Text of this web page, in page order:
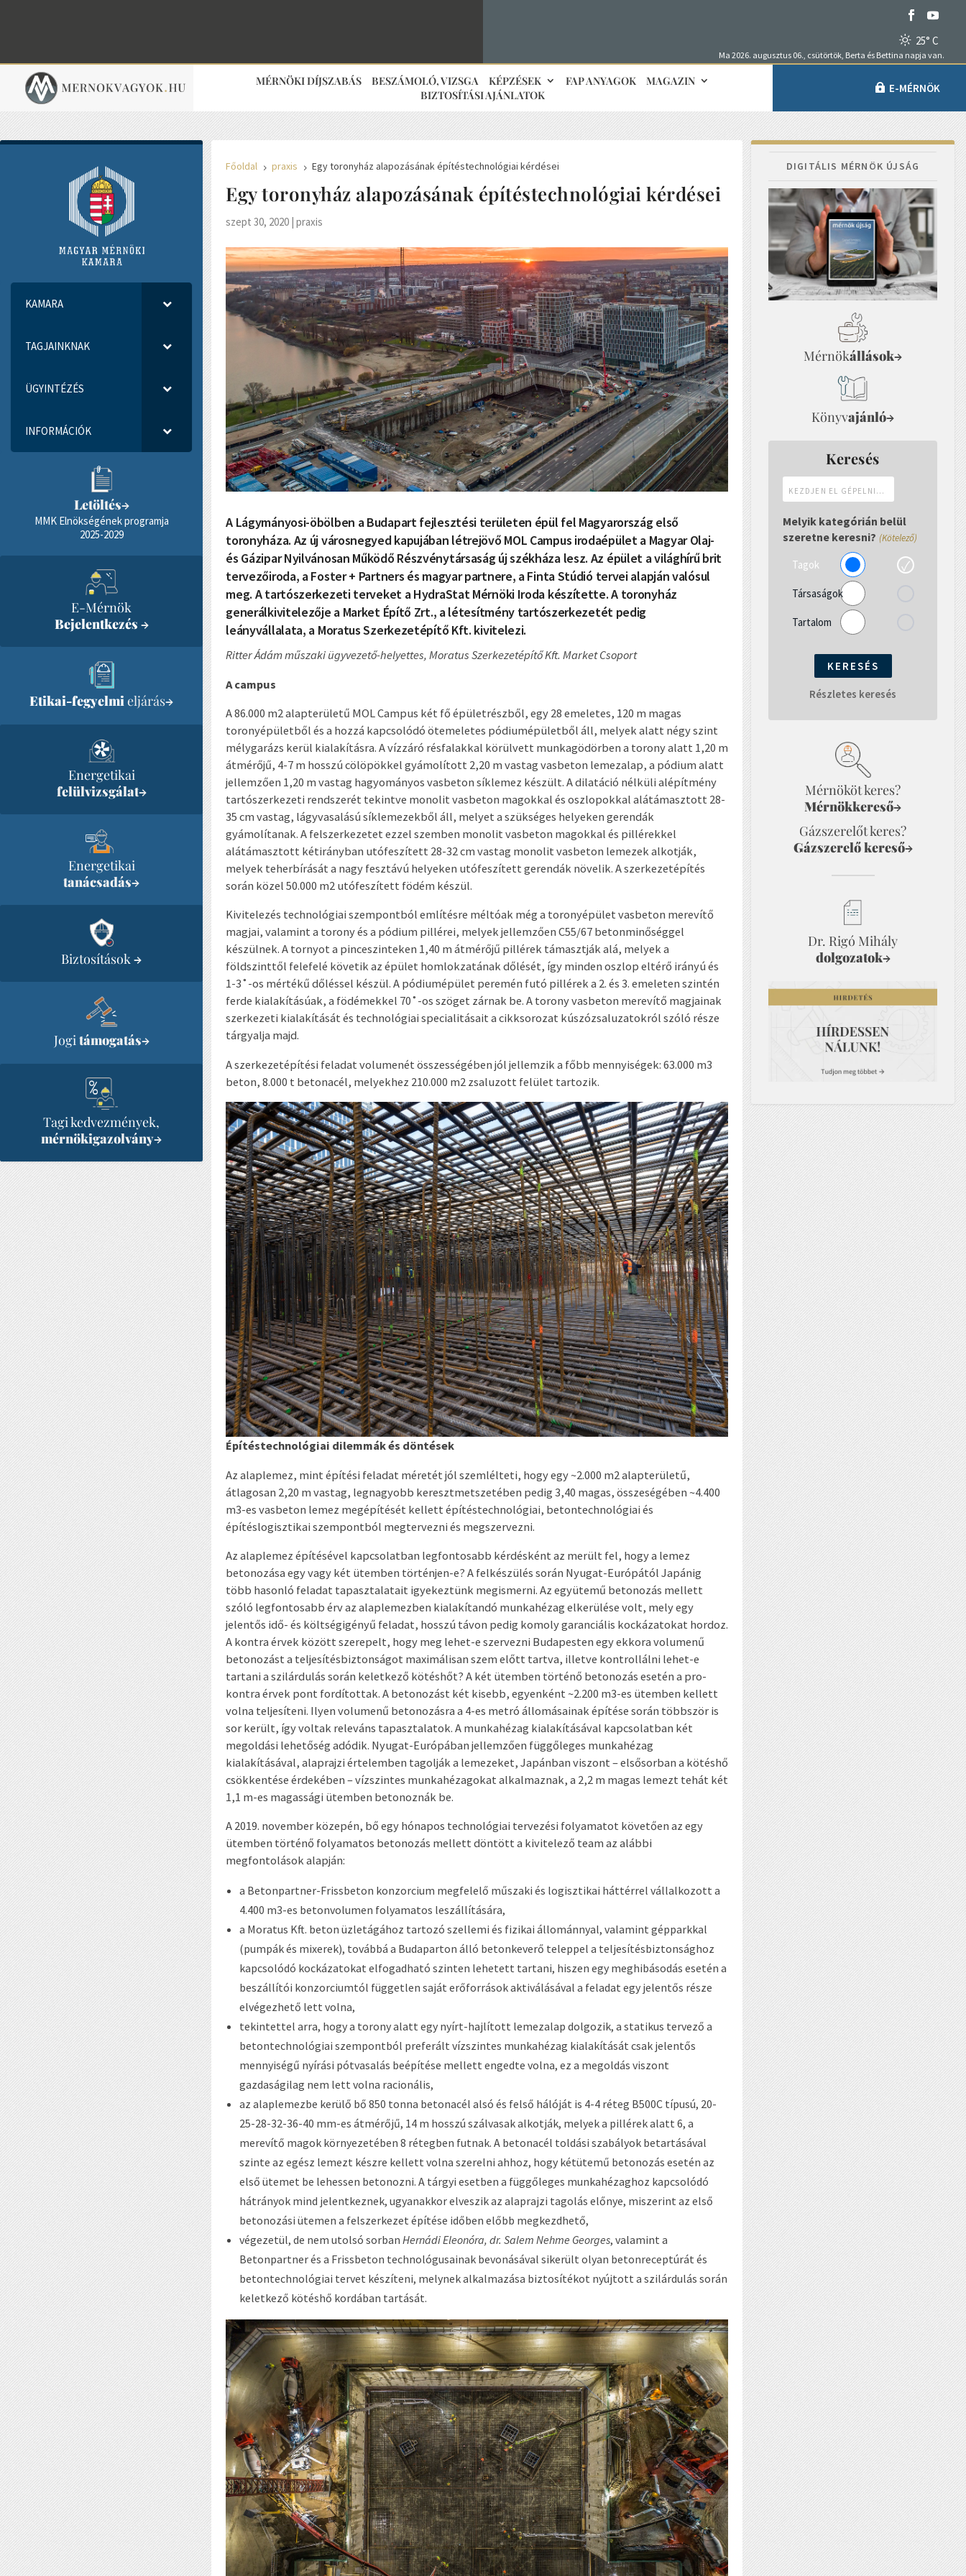
25° C
Ma 2026. augusztus 06., csütörtök, Berta és Bettina napja van.
MÉRNÖKI DÍJSZABÁS BESZÁMOLÓ, VIZSGA KÉPZÉSEK FAP ANYAGOK
MAGAZIN
BIZTOSÍTÁSI AJÁNLATOK
E-MÉRNÖK
KAMARA
TAGJAINKNAK
ÜGYINTÉZÉS
INFORMÁCIÓK
Letöltés→
MMK Elnökségének programja
2025-2029
E-Mérnök
Bejelentkezés →
Etikai-fegyelmieljárás→
Energetikai
felülvizsgálat→
Energetikai
tanácsadás→
Biztosítások→
Jogitámogatás→
Tagi kedvezmények,
mérnökigazolvány→
Főoldal 5 praxis 5 Egy toronyház alapozásának építéstechnológiai kérdései
Egy toronyház alapozásának építéstechnológiai kérdései
szept 30, 2020 |praxis
A Lágymányosi-öbölben a Budapart fejlesztési területen épül fel Magyarország első
toronyháza. Az új városnegyed kapujában létrejövő MOL Campus irodaépület a Magyar Olaj-
és Gázipar Nyilvánosan Működő Részvénytársaság új székháza lesz. Az épület a világhírű brit
tervezőiroda, a Foster + Partners és magyar partnere, a Finta Stúdió tervei alapján valósul
meg. A tartószerkezeti terveket a HydraStat Mérnöki Iroda készítette. A toronyház
generálkivitelezője a Market Építő Zrt., a létesítmény tartószerkezetét pedig
leányvállalata, a Moratus Szerkezetépítő Kft. kivitelezi.
Ritter Ádám műszaki ügyvezető-helyettes, Moratus Szerkezetépítő Kft. Market Csoport
A campus
A 86.000 m2alapterületű MOL Campus két fő épületrészből, egy 28 emeletes, 120 m magas
toronyépületből és a hozzá kapcsolódó ötemeletes pódiumépületből áll, melyek alatt négy szint
mélygarázs kerül kialakításra. A vízzáró résfalakkal körülvett munkagödörben a torony alatt 1,20 m
átmérőjű, 4-7 m hosszú cölöpökkel gyámolított 2,20 m vastag vasbeton lemezalap, a pódium alatt
jellemzően 1,20 m vastag hagyományos vasbeton síklemez készült. A dilatáció nélküli alépítmény
tartószerkezeti rendszerét tekintve monolit vasbeton magokkal és oszlopokkal alátámasztott 28-
35 cm vastag, lágyvasalású síklemezekből áll, melyet a szükséges helyeken gerendák
gyámolítanak. A felszerkezetet ezzel szemben monolit vasbeton magokkal és pillérekkel
alátámasztott kétirányban utófeszített 28-32 cm vastag monolit vasbeton lemezek alkotják,
melyek teherbírását a nagy fesztávú helyeken utófeszített gerendák növelik. A szerkezetépítés
során közel 50.000 m2 utófeszített födém készül.
Kivitelezés technológiai szempontból említésre méltóak még a toronyépület vasbeton merevítő
magjai, valamint a torony és a pódium pillérei, melyek jellemzően C55/67 betonminőséggel
készülnek. A tornyot a pinceszinteken 1,40 m átmérőjű pillérek támasztják alá, melyek a
földszinttől felefelé követik az épület homlokzatának dőlését, így minden oszlop eltérő irányú és
1-3˚-os mértékű dőléssel készül. A pódiumépület peremén futó pillérek a 2. és 3. emeleten szintén
ferde kialakításúak, a födémekkel 70˚-os szöget zárnak be. A torony vasbeton merevítő magjainak
szerkezeti kialakítását és technológiai specialitásait a cikksorozat kúszózsaluzatokról szóló része
tárgyalja majd.
A szerkezetépítési feladat volumenét összességében jól jellemzik a főbb mennyiségek: 63.000 m3
beton, 8.000 t betonacél, melyekhez 210.000 m2 zsaluzott felület tartozik.
Építéstechnológiai dilemmák és döntések
Az alaplemez, mint építési feladat méretét jól szemlélteti, hogy egy ~2.000 m2 alapterületű,
átlagosan 2,20 m vastag, legnagyobb keresztmetszetében pedig 3,40 magas, összeségében ~4.400
m3-es vasbeton lemez megépítését kellett építéstechnológiai, betontechnológiai és
építéslogisztikai szempontból megtervezni és megszervezni.
Az alaplemez építésével kapcsolatban legfontosabb kérdésként az merült fel, hogy a lemez
betonozása egy vagy két ütemben történjen-e? A felkészülés során Nyugat-Európától Japánig
több hasonló feladat tapasztalatait igyekeztünk megismerni. Az együtemű betonozás mellett
szóló legfontosabb érv az alaplemezben kialakítandó munkahézag elkerülése volt, mely egy
jelentős idő- és költségigényű feladat, hosszú távon pedig komoly garanciális kockázatokat hordoz.
A kontra érvek között szerepelt, hogy meg lehet-e szervezni Budapesten egy ekkora volumenű
betonozást a teljesítésbiztonságot maximálisan szem előtt tartva, illetve kontrollálni lehet-e
tartani a szilárdulás során keletkező kötéshőt? A két ütemben történő betonozás esetén a pro-
kontra érvek pont fordítottak. A betonozást két kisebb, egyenként ~2.200 m3-es ütemben kellett
volna teljesíteni. Ilyen volumenű betonozásra a 4-es metró állomásainak építése során többször is
sor került, így voltak releváns tapasztalatok. A munkahézag kialakításával kapcsolatban két
megoldási lehetőség adódik. Nyugat-Európában jellemzően függőleges munkahézag
kialakításával, alaprajzi értelemben tagolják a lemezeket, Japánban viszont – elsősorban a kötéshő
csökkentése érdekében – vízszintes munkahézagokat alkalmaznak, a 2,2 m magas lemezt tehát két
1,1 m-es magassági ütemben betonoznák be.
A 2019. november közepén, bő egy hónapos technológiai tervezési folyamatot követően az egy
ütemben történő folyamatos betonozás mellett döntött a kivitelező team az alábbi
megfontolások alapján:
a Betonpartner-Frissbeton konzorcium megfelelő műszaki és logisztikai háttérrel vállalkozott a
4.400 m3-es betonvolumen folyamatos leszállítására,
a Moratus Kft. beton üzletágához tartozó szellemi és fizikai állománnyal, valamint gépparkkal
(pumpák és mixerek), továbbá a Budaparton álló betonkeverő teleppel a teljesítésbiztonsághoz
kapcsolódó kockázatokat elfogadható szinten lehetett tartani, hiszen egy meghibásodás esetén a
beszállítói konzorciumtól független saját erőforrások aktiválásával a feladat egy jelentős része
elvégezhető lett volna,
tekintettel arra, hogy a torony alatt egy nyírt-hajlított lemezalap dolgozik, a statikus tervező a
betontechnológiai szempontból preferált vízszintes munkahézag kialakítását csak jelentős
mennyiségű nyírási pótvasalás beépítése mellett engedte volna, ez a megoldás viszont
gazdaságilag nem lett volna racionális,
az alaplemezbe kerülő bő 850 tonna betonacél alsó és felső hálóját is 4-4 réteg B500C típusú, 20-
25-28-32-36-40 mm-es átmérőjű, 14 m hosszú szálvasak alkotják, melyek a pillérek alatt 6, a
merevítő magok környezetében 8 rétegben futnak. A betonacél toldási szabályok betartásával
szinte az egész lemezt készre kellett volna szerelni ahhoz, hogy kétütemű betonozás esetén az
első ütemet be lehessen betonozni. A tárgyi esetben a függőleges munkahézaghoz kapcsolódó
hátrányok mind jelentkeznek, ugyanakkor elveszik az alaprajzi tagolás előnye, miszerint az első
betonozási ütemen a felszerkezet építése időben előbb megkezdhető,
végezetül, de nem utolsó sorban Hernádi Eleonóra, dr. Salem Nehme Georges, valamint a
Betonpartner és a Frissbeton technológusainak bevonásával sikerült olyan betonreceptúrát és
betontechnológiai tervet készíteni, melynek alkalmazása biztosítékot nyújtott a szilárdulás során
keletkező kötéshő kordában tartását.
DIGITÁLIS MÉRNÖK ÚJSÁG
Mérnökállások→
Könyvajánló→
Keresés
el
gépelni...
Melyik kategórián belül
szeretne keresni? (Kötelező)
Tagok
Társaságok
Tartalom
Részletes keresés
Mérnököt keres?
Mérnökkereső→
Gázszerelőt keres?
Gázszerelő kereső→
Dr. Rigó Mihály
dolgozatok→